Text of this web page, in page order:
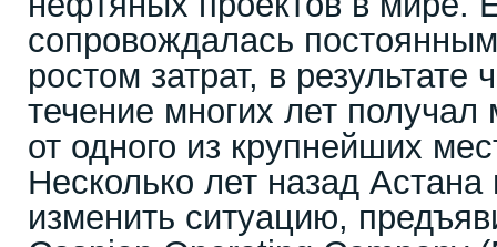
сопровождалась
ростом затрат, в результате
течение многих лет
от одного из крупнейших
Несколько лет назад
изменить ситуацию,